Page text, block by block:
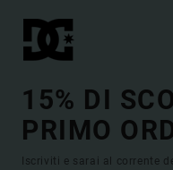
15% DI
PRIMO
Iscriviti e sarai al corrente